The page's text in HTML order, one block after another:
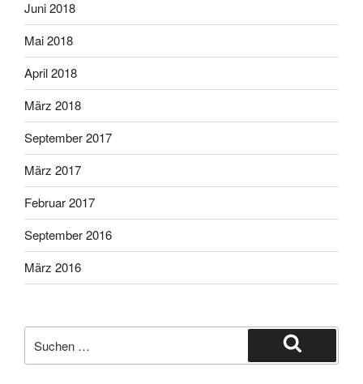
Juni 2018
Mai 2018
April 2018
März 2018
September 2017
März 2017
Februar 2017
September 2016
März 2016
nach:
Suchen